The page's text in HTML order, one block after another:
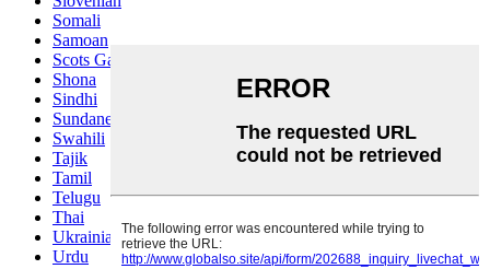
Somali
Samoan
Scots Gaelic
Shona
Sindhi
Sundanese
Swahili
Tajik
Tamil
Telugu
Thai
Ukrainian
Urdu